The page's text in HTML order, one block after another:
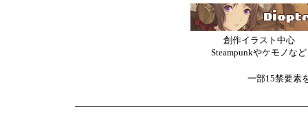
創作イラスト中心
Steampunkやケモノなど
一部15禁要素